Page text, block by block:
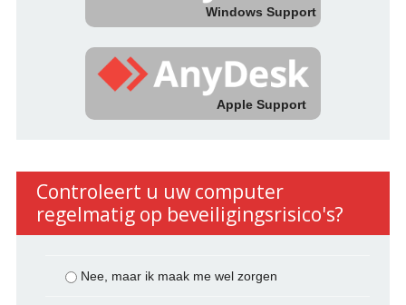
Windows Support
Apple Support
Controleert u uw computer
regelmatig op beveiligingsrisico's?
Nee, maar ik maak me wel zorgen